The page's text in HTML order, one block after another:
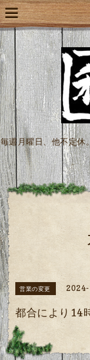
毎週月曜日、他不定休
営業の変更
都合により14